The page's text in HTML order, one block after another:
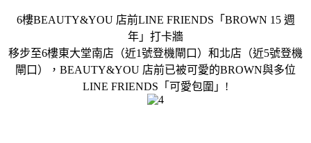
6樓BEAUTY&YOU 店前LINE FRIENDS「BROWN 15 週
年」打卡牆
移步至6樓東大堂南店（近1號登機閘口）和北店（近5號登機
閘口），BEAUTY&YOU 店前已被可愛的BROWN與多位
LINE FRIENDS「可愛包圍」!